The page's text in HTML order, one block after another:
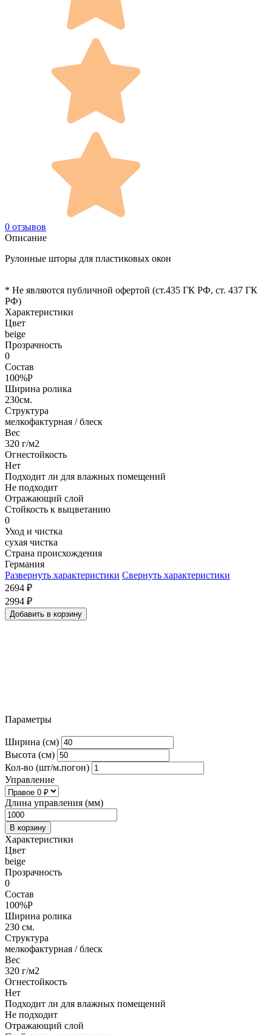
0 отзывов
Описание
Рулонные шторы для пластиковых окон
* Не являются публичной офертой (ст.435 ГК РФ, cт. 437 ГК
РФ)
Характеристики
Цвет
beige
Прозрачность
0
Состав
100%P
Ширина ролика
230см.
Структура
мелкофактурная / блеск
Вес
320 г/м2
Огнестойкость
Нет
Подходит ли для влажных помещений
Не подходит
Отражающий слой
Стойкость к выцветанию
0
Уход и чистка
сухая чистка
Страна происхождения
Германия
Развернуть характеристики Свернуть характеристики
2694 ₽
2994 ₽
Добавить в корзину
Параметры
Ширина (см)
Высота (см)
Кол-во (шт/м.погон)
Управление
Длина управления (мм)
В корзину
Характеристики
Цвет
beige
Прозрачность
0
Состав
100%P
Ширина ролика
230 см.
Структура
мелкофактурная / блеск
Вес
320 г/м2
Огнестойкость
Нет
Подходит ли для влажных помещений
Не подходит
Отражающий слой